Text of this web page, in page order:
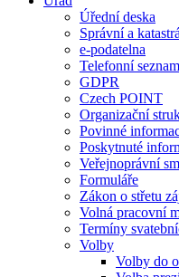
Úřední deska
Správní a
e-podatelna
Telefonní seznam
GDPR
Czech POINT
Organizační
Povinné
Poskytnuté
Veřejnoprávní
Formuláře
Zákon o střetu
Volná pracovní
Termíny
Volby
Volby do